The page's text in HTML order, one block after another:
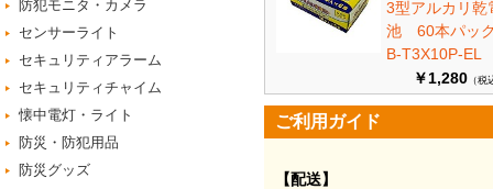
防犯モニタ・カメラ
センサーライト
セキュリティアラーム
セキュリティチャイム
懐中電灯・ライト
防災・防犯用品
防災グッズ
3型アルカリ乾
池 60本パ
B-T3X10P-EL
￥1,280 （税
ご利用ガイド
【配送】